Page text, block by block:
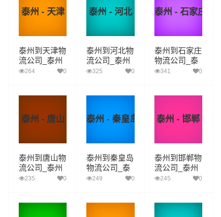
泰州 - 天津
泰州到天津物
流公司_泰州
到天津货运_
264 0
泰州 - 河北
泰州到河北物
流公司_泰州
到河北货运_
325 0
泰州 - 石家庄
泰州到石家庄
物流公司_泰
州到石家庄货
341 0
泰州 - 唐山
泰州到唐山物
流公司_泰州
到唐山货运_
235 0
泰州 - 秦皇岛
泰州到秦皇岛
物流公司_泰
州到秦皇岛货
249 0
泰州 - 邯郸
泰州到邯郸物
流公司_泰州
到邯郸货运_
245 0